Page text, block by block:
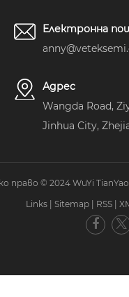
Електронна
Адрес
Wangda Road,
Jinhua City,
право © 2024 WuYi
Links | Sitemap | RSS |